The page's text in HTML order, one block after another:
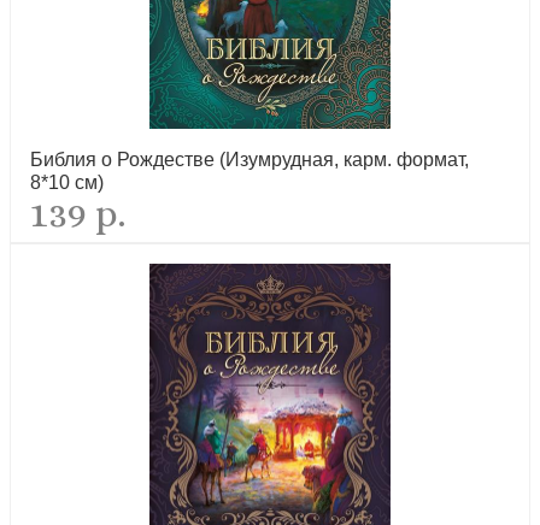
Библия о Рождестве (Изумрудная, карм. формат,
8*10 см)
139 р.